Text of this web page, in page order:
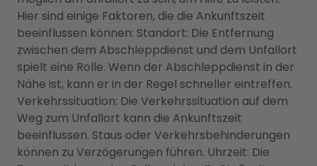
Hier sind einige Faktoren, die die Ankunftszeit
beeinflussen können: Standort: Die Entfernung
zwischen dem Abschleppdienst und dem Unfallort
spielt eine Rolle. Wenn der Abschleppdienst in der
Nähe ist, kann er in der Regel schneller eintreffen.
Verkehrssituation: Die Verkehrssituation auf dem
Weg zum Unfallort kann die Ankunftszeit
beeinflussen. Staus oder Verkehrsbehinderungen
können zu Verzögerungen führen. Uhrzeit: Die